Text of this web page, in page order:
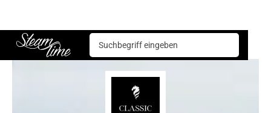
Steam time
Classic Dampf Arctic Homeboy NicSalt Liquid by Classic Dampf